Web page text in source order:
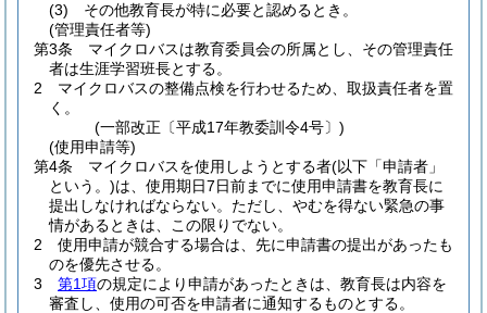
(3)
その他教育長が特に必要と認めるとき。
(管理責任者等)
第3条
マイクロバスは教育委員会の所属とし、その管理責任
者は生涯学習班長とする。
2
マイクロバスの整備点検を行わせるため、取扱責任者を置
く。
(一部改正〔平成17年教委訓令4号〕)
(使用申請等)
第4条
マイクロバスを使用しようとする者(以下「申請者」
という。)は、使用期日7日前までに使用申請書を教育長に
提出しなければならない。 ただし、やむを得ない緊急の事
情があるときは、この限りでない。
2
使用申請が競合する場合は、先に申請書の提出があったも
のを優先させる。
3
第1項の規定により申請があったときは、教育長は内容を
審査し、使用の可否を申請者に通知するものとする。